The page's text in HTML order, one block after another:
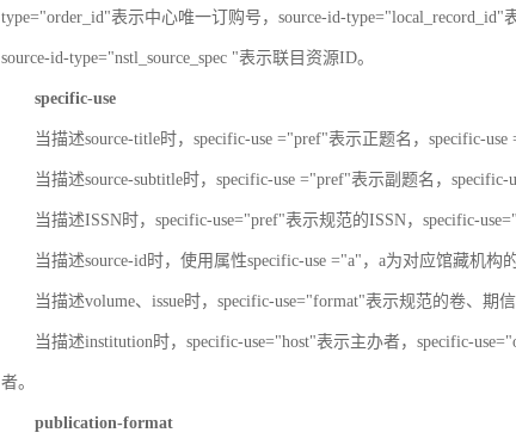
type="order_id"表示中心唯一订购号，source-id-type="local_record_id"
source-id-type="nstl_source_spec "表示联目资源ID。
specific-use
当描述source-title时，specific-use ="pref"表示正题名，specific-
当描述source-subtitle时，specific-use ="pref"表示副题名，
当描述ISSN时，specific-use="pref"表示规范的ISSN，specific-
当描述source-id时，使用属性specific-use ="a"，a为对应馆藏机
当描述volume、issue时，specific-use="format"表示规范的卷、期信
当描述institution时，specific-use="host"表示主办者，specific-
者。
publication-format